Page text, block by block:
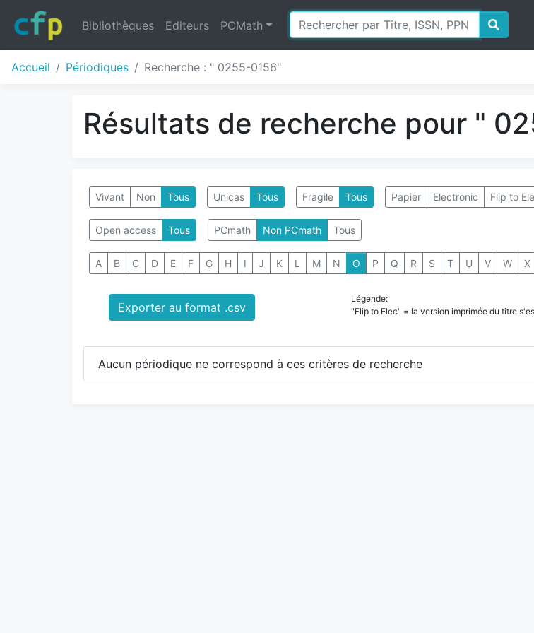
Bibliothèques Editeurs PCMath
Accueil Périodiques Recherche : " 0255-0156"
Résultats de recherche pour "
Vivant Non Tous Unicas Tous Fragile Tous Papier Electronic Flip to
Open access Tous PCmath Non PCmath Tous
A B C D E F G H I J K L M N O P Q R S T U V W X
Exporter au format .csv
Légende:
"Flip to Elec" = la version imprimée du titre
Aucun périodique ne correspond à ces critères de recherche